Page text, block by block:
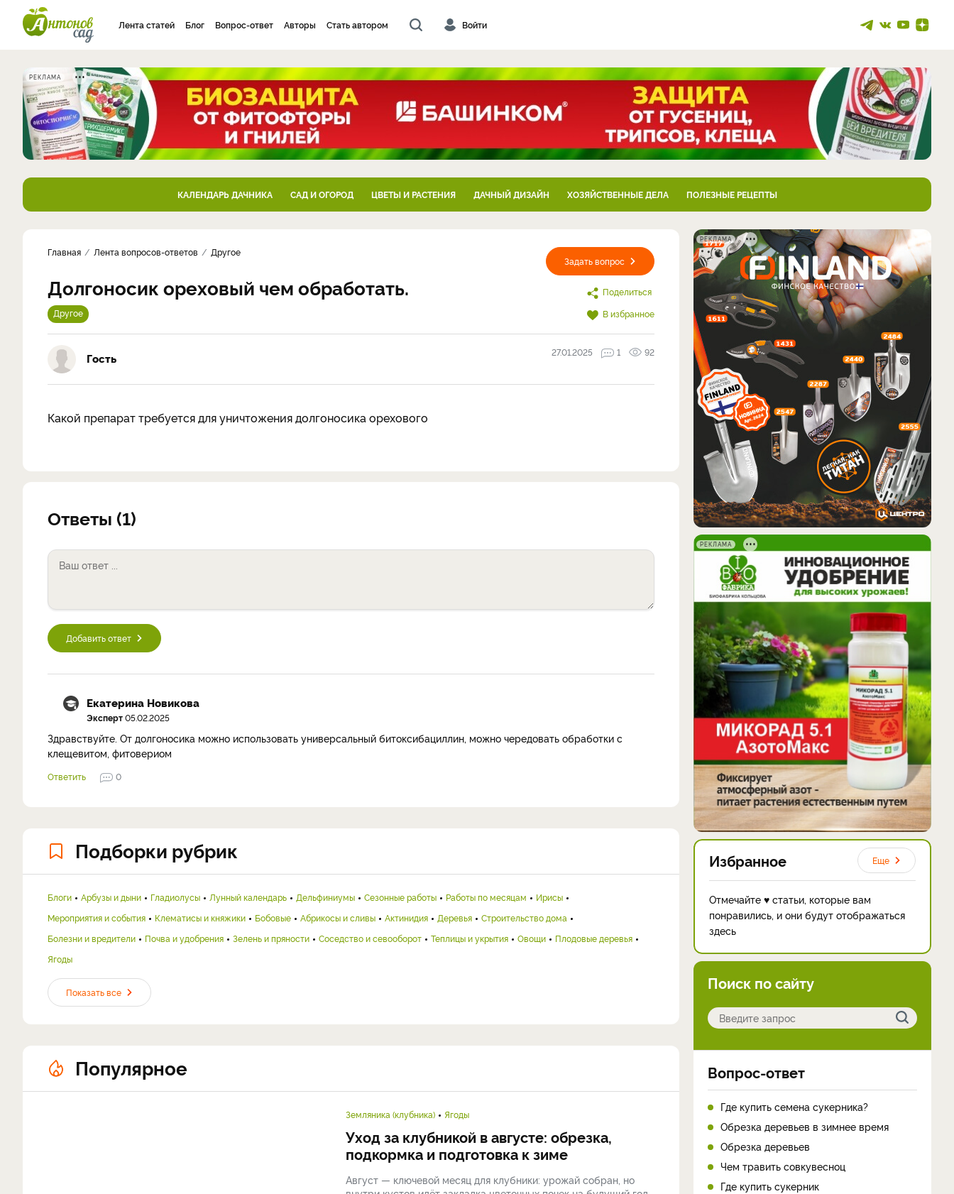
Лента статей Блог Вопрос-ответ Авторы Стать автором Войти
РЕКЛАМА
КАЛЕНДАРЬ ДАЧНИКА САД И ОГОРОД ЦВЕТЫ И РАСТЕНИЯ ДАЧНЫЙ ДИЗАЙН ХОЗЯЙСТВЕННЫЕ ДЕЛА ПОЛЕЗНЫЕ РЕЦЕПТЫ
Задать вопрос
Поделиться
В избранное
Главная Лента вопросов-ответов Другое
Долгоносик ореховый чем обработать.
Другое
Гость 27.01.2025 1 92
Какой препарат требуется для уничтожения долгоносика орехового
Ответы (1)
Добавить ответ
Екатерина Новикова
Эксперт05.02.2025
Здравствуйте. От долгоносика можно использовать универсальный битоксибациллин, можно чередовать обработки с
клещевитом, фитовериом
Ответить 0
Подборки рубрик
Блоги Арбузы и дыни Гладиолусы Лунный календарь Дельфиниумы Сезонные работы Работы по месяцам
Ирисы
Мероприятия и события
Клематисы и княжики Бобовые Абрикосы и сливы Актинидия Деревья
Строительство дома
Болезни и вредители
Почва и удобрения Зелень и пряности Соседство и севооборот Теплицы и укрытия Овощи
Плодовые деревья
Ягоды
Показать все
Популярное
Земляника (клубника) Ягоды
Уход за клубникой в августе: обрезка,
подкормка и подготовка к зиме
Август — ключевой месяц для клубники: урожай собран, но
РЕКЛАМА
РЕКЛАМА
Избранное Еще
Отмечайте ♥ статьи, которые вам
понравились, и они будут отображаться
здесь
Поиск по сайту
Вопрос-ответ
Где купить семена сукерника?
Обрезка деревьев в зимнее время
Обрезка деревьев
Чем травить совкувесноц
Где купить сукерник